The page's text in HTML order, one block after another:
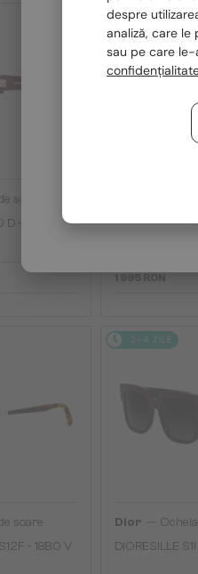
soare
D - 56
2-4 ZILE
DIORB23 S4I
1 995 RON
soare
- 18B0 V
2-4 ZILE
Dior
DIORESILLE
despre
analiză, care
sau pe care le-